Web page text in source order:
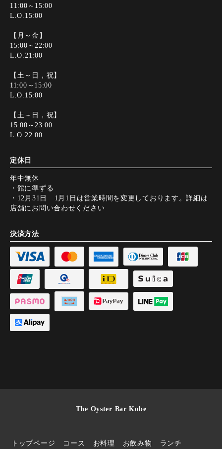
11:00～15:00
L.O.15:00
【月～金】
15:00～22:00
L.O.21:00
【土～日，祝】
11:00～15:00
L.O.15:00
【土～日，祝】
15:00～23:00
L.O.22:00
定休日
年中無休
・館に準ずる
・12月31日 1月1日は営業時間を変更しております。詳細は
店舗にお問い合わせください
決済方法
The Oyster Bar Kobe
トップページ コース お料理 お飲み物 ランチ